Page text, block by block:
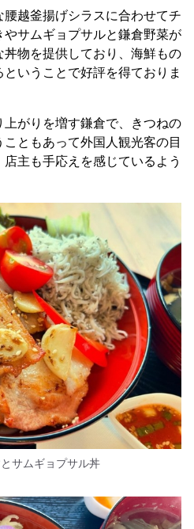
越釜揚げシラスに合わせてチ
サムギョプサルと鎌倉野菜が
物を提供しており、海鮮もの
いうことで好評を得ておりま
がりを増す鎌倉で、きつねの
ともあって外国人観光客の目
主も手応えを感じているよう
サムギョプサル丼